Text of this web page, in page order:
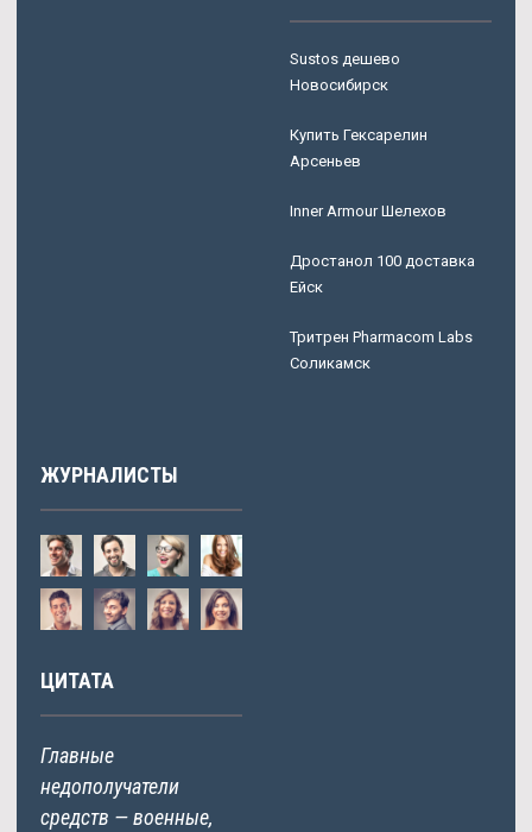
Sustos дешево
Новосибирск
Купить Гексарелин
Арсеньев
Inner Armour Шелехов
Дростанол 100 доставка
Ейск
Тритрен Pharmacom Labs
Соликамск
ЖУРНАЛИСТЫ
ЦИТАТА
Главные
недополучатели
средств — военные,